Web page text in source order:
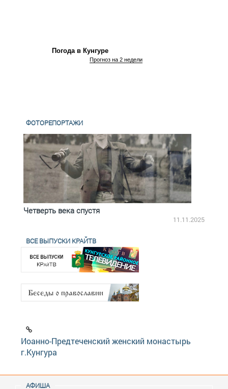
Погода в Кунгуре
Прогноз на 2 недели
ФОТОРЕПОРТАЖИ
Четверть века спустя
11.11.2025
ВСЕ ВЫПУСКИ КРАЙТВ
Иоанно-Предтеченский женский монастырь
г.Кунгура
АФИША